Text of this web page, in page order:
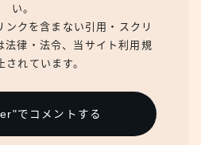
い。
ンクを含まない引用・スクリ
法律・法令、当サイト利用規
されています。
でコメントする